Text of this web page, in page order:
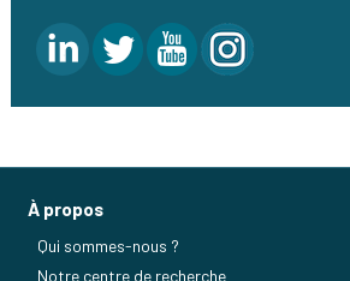
À propos
Qui sommes-nous ?
Notre centre de recherche